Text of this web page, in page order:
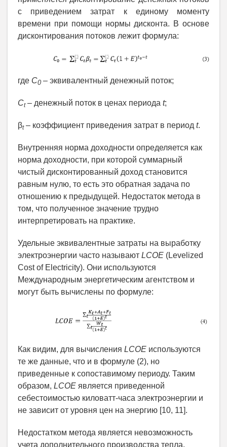
с приведением затрат к единому моменту
времени при помощи нормы дисконта. В основе
дисконтирования потоков лежит формула:
где C0 – эквивалентный денежный поток;
Ct – денежный поток в ценах периода t;
βt– коэффициент приведения затрат в период t.
Внутренняя норма доходности определяется как
норма доходности, при которой суммарный
чистый дисконтированный доход становится
равным нулю, то есть это обратная задача по
отношению к предыдущей. Недостаток метода в
том, что полученное значение трудно
интерпретировать на практике.
Удельные эквивалентные затраты на выработку
электроэнергии часто называют LCOE (Levelized
Cost of Electricity). Они используются
Международным энергетическим агентством и
могут быть вычислены по формуле:
Как видим, для вычисления LCOE используются
те же данные, что и в формуле (2), но
приведенные к сопоставимому периоду. Таким
образом, LCOE является приведенной
себестоимостью киловатт-часа электроэнергии и
не зависит от уровня цен на энергию [10, 11].
Недостатком метода является невозможность
учета дополнительного производства тепла,